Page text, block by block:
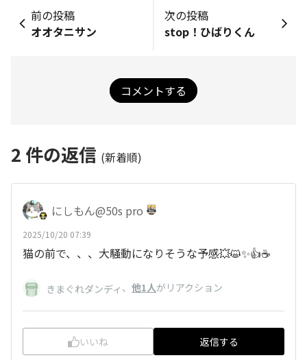
前の投稿
オオタニサン
次の投稿
stop！ひばりくん
コメントする
2 件の返信 (新着順)
にしもん@50s pro
2025/10/20 07:39
猫の前で、、、大騒動になりそうな予感💥😺✨👍☕
きまぐれダンディ 、 他1人がリアクション
いいね 返信する